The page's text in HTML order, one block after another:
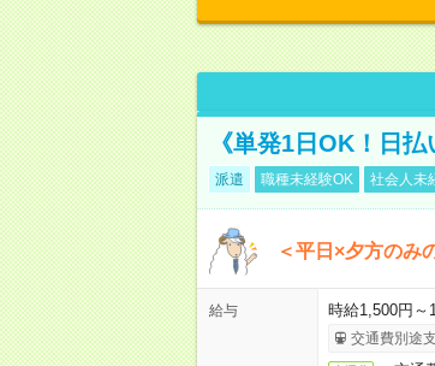
《単発1日OK！日
派遣 職種未経験OK 社会人未
＜平日×夕方のみ
給与 時給1,500円～
交通費別途